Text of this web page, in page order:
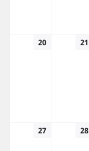
20 21
27 28